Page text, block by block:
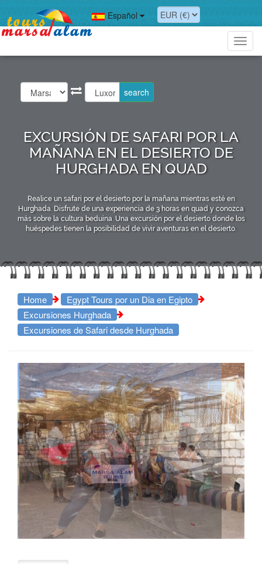
Español
EXCURSIÓN DE SAFARI POR LA
MAÑANA EN EL DESIERTO DE
HURGHADA EN QUAD
Realice un safari por el desierto por la mañana mientras esté en
Hurghada. Disfrute de una experiencia de 3 horas en quad y conozca
más sobre la cultura beduina. Una excursión por el desierto donde los
huéspedes tienen la posibilidad de vivir aventuras en el desierto.
Home
Egypt Tours por un Dia en Egipto
Excursiones Hurghada
Excursiones de Safari desde Hurghada